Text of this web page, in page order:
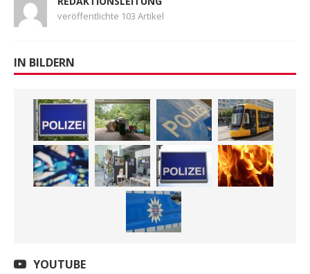
veröffentlichte 103 Artikel
IN BILDERN
YOUTUBE